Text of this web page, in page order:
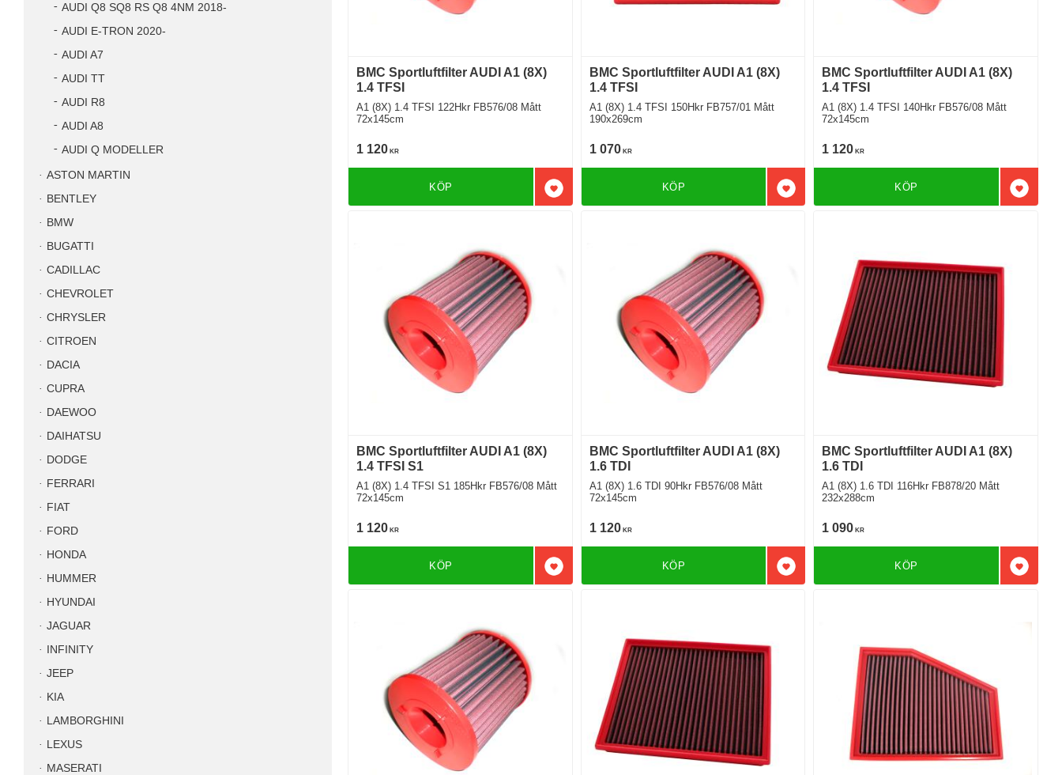
BMC Sportluftfilter AUDI A1 (8X)
1.4 TFSI
A1 (8X) 1.4 TFSI 122Hkr FB576/08 Mått
72x145cm
1 120 KR
Lägg till i favoriter
KÖP
BMC Sportluftfilter AUDI A1 (8X)
1.4 TFSI
A1 (8X) 1.4 TFSI 150Hkr FB757/01 Mått
190x269cm
1 070KR
Lägg till i favoriter
KÖP
BMC Sportluftfilter AUDI A1 (8X)
1.4 TFSI
A1 (8X) 1.4 TFSI 140Hkr FB576/08 Mått
72x145cm
1 120 KR
Lägg
KÖP
BMC Sportluftfilter AUDI A1 (8X)
1.4 TFSI S1
A1 (8X) 1.4 TFSI S1 185Hkr FB576/08 Mått
72x145cm
1 120 KR
Lägg till i favoriter
KÖP
BMC Sportluftfilter AUDI A1 (8X)
1.6 TDI
A1 (8X) 1.6 TDI 90Hkr FB576/08 Mått
72x145cm
1 120KR
Lägg till i favoriter
KÖP
BMC Sportluftfilter AUDI A1 (8X)
1.6 TDI
A1 (8X) 1.6 TDI 116Hkr FB878/20 Mått
232x288cm
1 090 KR
Lägg
KÖP
AUDI Q8 SQ8 RS Q8 4NM 2018-
AUDI E-TRON 2020-
AUDI A7
AUDI TT
AUDI R8
AUDI A8
AUDI Q MODELLER
ASTON MARTIN
BENTLEY
BMW
BUGATTI
CADILLAC
CHEVROLET
CHRYSLER
CITROEN
DACIA
CUPRA
DAEWOO
DAIHATSU
DODGE
FERRARI
FIAT
FORD
HONDA
HUMMER
HYUNDAI
JAGUAR
INFINITY
JEEP
KIA
LAMBORGHINI
LEXUS
MASERATI